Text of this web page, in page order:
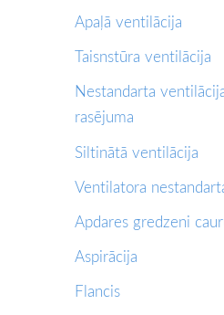
Apaļā ventilācija
Taisnstūra ventilācija
Nestandarta
rasējuma
Siltinātā ventilācija
Ventilatora
Apdares gredzeni
Aspirācija
Flancis